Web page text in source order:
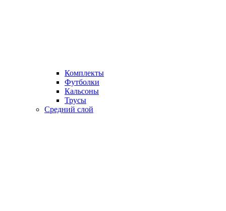
Комплекты
Футболки
Кальсоны
Трусы
Средний слой